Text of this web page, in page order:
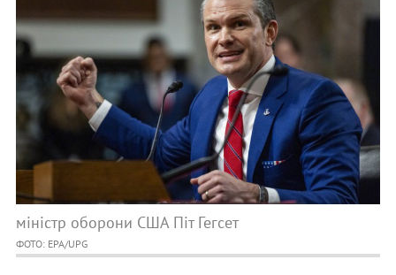
міністр оборони США Піт Гегсет
ФОТО: EPA/UPG